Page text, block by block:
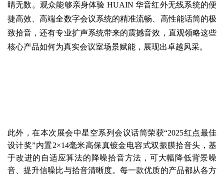
睛无数。观众能够亲身体验 HUAIN 华音红外无线系统的便
捷高效、高端全数字会议系统的精准流畅、高性能话筒的极
致拾音，还有专业扩声系统带来的震撼音效，直观领略这些
核心产品如何为真实会议室场景赋能，展现出卓越风采。
此外，在本次展会中星空系列会议话筒荣获“2025红点最佳
设计奖”内置2×14毫米高保真镀金电容式双振膜拾音头，基
于改进的自适应算法的降噪拾音方法，可大幅降低背景噪
音、提升信噪比与拾音清晰度。每一款优质的产品都从各方